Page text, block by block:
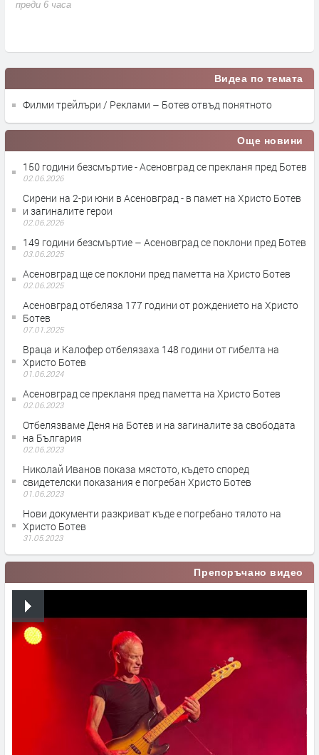
преди 6 часа
Видеа по темата
Филми трейлъри / Реклами – Ботев отвъд понятното
Още новини
150 години безсмъртие - Асеновград се прекланя пред Ботев
02.06.2026
Сирени на 2-ри юни в Асеновград - в памет на Христо Ботев
и загиналите герои
02.06.2026
149 години безсмъртие – Асеновград се поклони пред Ботев
03.06.2025
Асеновград ще се поклони пред паметта на Христо Ботев
02.06.2025
Асеновград отбеляза 177 години от рождението на Христо
Ботев
07.01.2025
Враца и Калофер отбелязаха 148 години от гибелта на
Христо Ботев
01.06.2024
Асеновград се прекланя пред паметта на Христо Ботев
02.06.2023
Отбелязваме Деня на Ботев и на загиналите за свободата
на България
02.06.2023
Николай Иванов показа мястото, където според
свидетелски показания е погребан Христо Ботев
01.06.2023
Нови документи разкриват къде е погребано тялото на
Христо Ботев
31.05.2023
Препоръчано видео